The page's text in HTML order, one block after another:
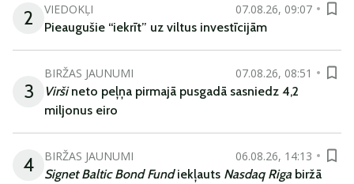
2 VIEDOKĻI
07.08.26, 09:07
Pieaugušie “iekrīt” uz viltus investīcijām
3
BIRŽAS JAUNUMI
07.08.26, 08:51
Viršineto peļņa pirmajā pusgadā sasniedz 4,2
miljonus eiro
4 BIRŽAS JAUNUMI
06.08.26, 14:13
Signet Baltic Bond Fundiekļauts Nasdaq Riga biržā